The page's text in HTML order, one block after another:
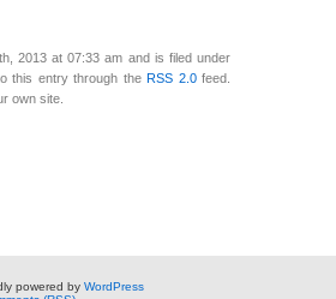
2013 at 07:33 am and is filed under
this entry through theRSS 2.0feed.
own site.
powered by WordPress